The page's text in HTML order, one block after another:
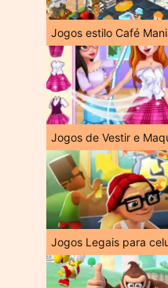
Jogos estilo Café
Jogos de Vestir e
Jogos Legais para